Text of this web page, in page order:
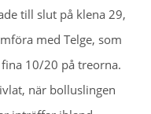
till slut på klena 29,
med Telge, som
10/20 på treorna.
när bolluslingen